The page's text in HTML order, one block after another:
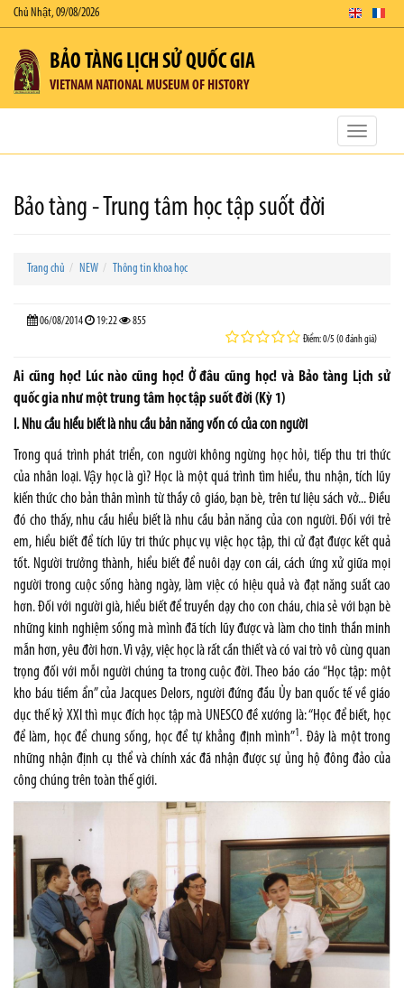
Chủ Nhật, 09/08/2026
BẢO TÀNG LỊCH SỬ QUỐC GIA
VIETNAM NATIONAL MUSEUM OF HISTORY
Toggle
Bảo tàng - Trung tâm học tập suốt đời
Trang chủ NEW Thông tin khoa học
06/08/2014 19:22 855
Điểm: 0/5 (0 đánh giá)
Ai cũng học! Lúc nào cũng học! Ở đâu cũng học! và Bảo tàng Lịch sử
quốc gia như một trung tâm học tập suốt đời (Kỳ 1)
I. Nhu cầu hiểu biết là nhu cầu bản năng vốn có của con người
Trong quá trình phát triển, con người không ngừng học hỏi, tiếp thu tri thức
của nhân loại. Vậy học là gì? Học là một quá trình tìm hiểu, thu nhận, tích lũy
kiến thức cho bản thân mình từ thầy cô giáo, bạn bè, trên tư liệu sách vở... Điều
đó cho thấy, nhu cầu hiểu biết là nhu cầu bản năng của con người. Đối với trẻ
em, hiểu biết để tích lũy tri thức phục vụ việc học tập, thi cử đạt được kết quả
tốt. Người trưởng thành, hiểu biết để nuôi dạy con cái, cách ứng xử giữa mọi
người trong cuộc sống hàng ngày, làm việc có hiệu quả và đạt năng suất cao
hơn. Đối với người già, hiểu biết để truyền dạy cho con cháu, chia sẻ với bạn bè
những kinh nghiệm sống mà mình đã tích lũy được và làm cho tinh thần minh
mẫn hơn, yêu đời hơn. Vì vậy, việc học là rất cần thiết và có vai trò vô cùng quan
trọng đối với mỗi người chúng ta trong cuộc đời. Theo báo cáo “Học tập: một
kho báu tiềm ẩn” của Jacques Delors, người đứng đầu Ủy ban quốc tế về giáo
dục thế kỷ XXI thì mục đích học tập mà UNESCO đề xướng là: “Học để biết, học
để làm, học để chung sống, học để tự khẳng định mình”1 . Đây là một trong
những nhận định cụ thể và chính xác đã nhận được sự ủng hộ đông đảo của
công chúng trên toàn thế giới.